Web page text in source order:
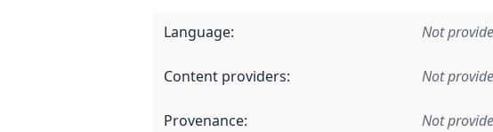
Language: Not
Content providers: Not
Provenance: Not